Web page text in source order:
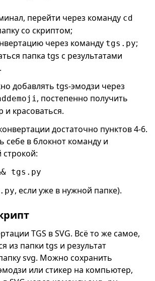
перейти через команду cd
со скриптом;
через команду tgs.py;
папка tgs с результатами
добавлять tgs-эмодзи через
, постепенно получить
красоваться.
достаточно пунктов 4-6.
в блокнот команду и
строкой:
tgs.py
, если уже в нужной папке).
TGS в SVG. Всё то же самое,
из папки tgs и результат
svg. Можно сохранить
или стикер на компьютер,